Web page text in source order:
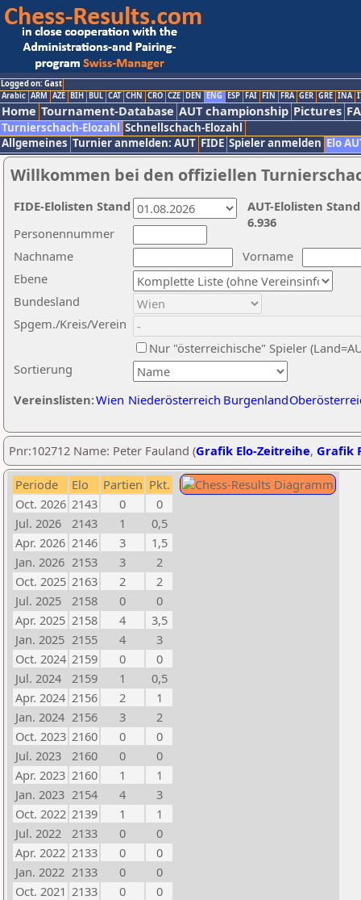
Logged on: Gast
Arabic ARM AZE BIH BUL CAT CHN CRO CZE DEN ENG ESP FAI FIN FRA GER GRE INA
Home Tournament-Database AUT championship Pictures
Turnierschach-Elozahl Schnellschach-Elozahl
Allgemeines Turnier anmelden: AUT FIDE Spieler anmelden Elo
Willkommen bei den offiziellen
Nachname
Vorname
Ebene
Sortierung
Personennummer
Bundesland
Spgem./Kreis/Verein
Nur "österreichische" Spieler
Vereinslisten:Wien Niederösterreich Burgenland
AUT-Elolisten
6.936
FIDE-Elolisten Stand
Pnr:102712 Name: Peter Fauland (Grafik Elo-Zeitreihe, Grafik
Periode Elo Partien Pkt.
Oct. 2026 2143 0
0
Jul. 2026
2143 1
0,5
Apr. 2026 2146 3
1,5
Jan. 2026 2153 3
2
Oct. 2025 2163 2
2
Jul. 2025
2158 0
0
Apr. 2025 2158 4
3,5
Jan. 2025 2155 4
3
Oct. 2024 2159 0
0
Jul. 2024
2159 1
0,5
Apr. 2024 2156 2
1
Jan. 2024 2156 3
2
Oct. 2023 2160 0
0
Jul. 2023
2160 0
0
Apr. 2023 2160 1
1
Jan. 2023 2154 4
3
Oct. 2022 2139 1
1
Jul. 2022
2133 0
0
Apr. 2022 2133 0
0
Jan. 2022 2133 0
0
Oct. 2021 2133 0
0